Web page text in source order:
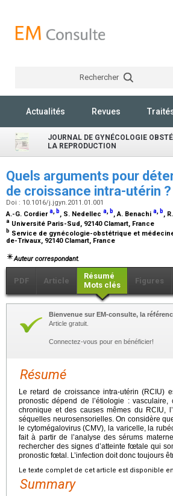
Rechercher
Actualités Revues
JOURNAL DE GYNÉCOLOGIE
LA REPRODUCTION
Quels arguments pour
de croissance intra-utérin ?
Doi : 10.1016/j.jgyn.2011.01.001
A.-G. Cordiera, b, S. Nedellec a, b, A. Benachi a, b,
a Université Paris-Sud, 92140 Clamart, France
b Service de gynécologie-obstétrique et
de-Trivaux, 92140 Clamart, France
Auteur correspondant.
PDF Article
Résumé
Mots clés
Figures
Bienvenue sur EM-consulte, la
Article gratuit.
Connectez-vous pour en bénéficier!
Résumé
Le retard de croissance intra-utérin (RCIU)
pronostic dépend de l’étiologie :
chronique et des causes mêmes du RCIU,
séquelles neurosensorielles. On considère
le cytomégalovirus (CMV), la varicelle, la
fait à partir de l’analyse des sérums
rechercher des signes d’atteinte fœtale qui
pronostic fœtal. L’infection doit donc toujours
Le texte complet de cet article est disponible en
Summary